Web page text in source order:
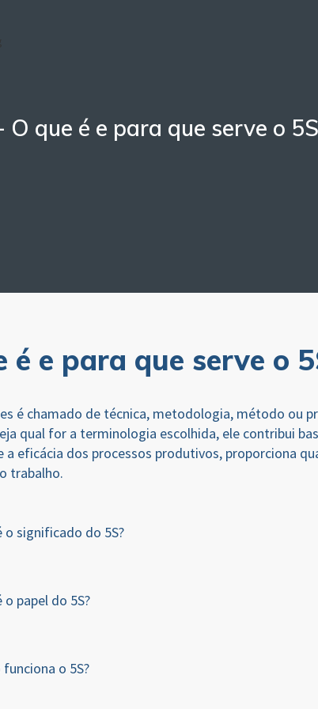
O que é e para que serve o 5S
é e para que serve o
é chamado de técnica, metodologia, método ou
qual for a terminologia escolhida, ele contribui
a eficácia dos processos produtivos, proporciona
trabalho.
o significado do 5S?
o papel do 5S?
o 5S?